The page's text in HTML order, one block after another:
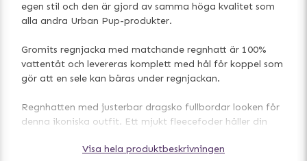
egen stil och den är gjord av samma höga kvalitet som
alla andra Urban Pup-produkter.
Gromits regnjacka med matchande regnhatt är 100%
vattentät och levereras komplett med hål för koppel som
gör att en sele kan bäras under regnjackan.
Regnhatten med justerbar dragsko fullbordar looken för
denna ikoniska outfit. Ett mjukt fleecefoder håller din
Visa hela produktbeskrivningen